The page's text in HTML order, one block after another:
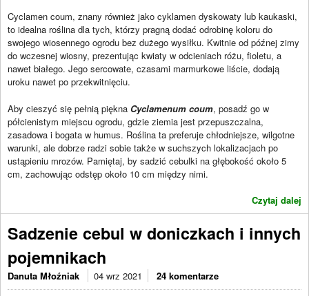
Cyclamen coum, znany również jako cyklamen dyskowaty lub kaukaski,
to idealna roślina dla tych, którzy pragną dodać odrobinę koloru do
swojego wiosennego ogrodu bez dużego wysiłku. Kwitnie od późnej zimy
do wczesnej wiosny, prezentując kwiaty w odcieniach różu, fioletu, a
nawet białego. Jego sercowate, czasami marmurkowe liście, dodają
uroku nawet po przekwitnięciu.
Aby cieszyć się pełnią piękna Cyclamenum coum, posadź go w
półcienistym miejscu ogrodu, gdzie ziemia jest przepuszczalna,
zasadowa i bogata w humus. Roślina ta preferuje chłodniejsze, wilgotne
warunki, ale dobrze radzi sobie także w suchszych lokalizacjach po
ustąpieniu mrozów. Pamiętaj, by sadzić cebulki na głębokość około 5
cm, zachowując odstęp około 10 cm między nimi.
Czytaj dalej
Sadzenie cebul w doniczkach i innych
pojemnikach
Danuta Młoźniak 04 wrz 2021 24 komentarze